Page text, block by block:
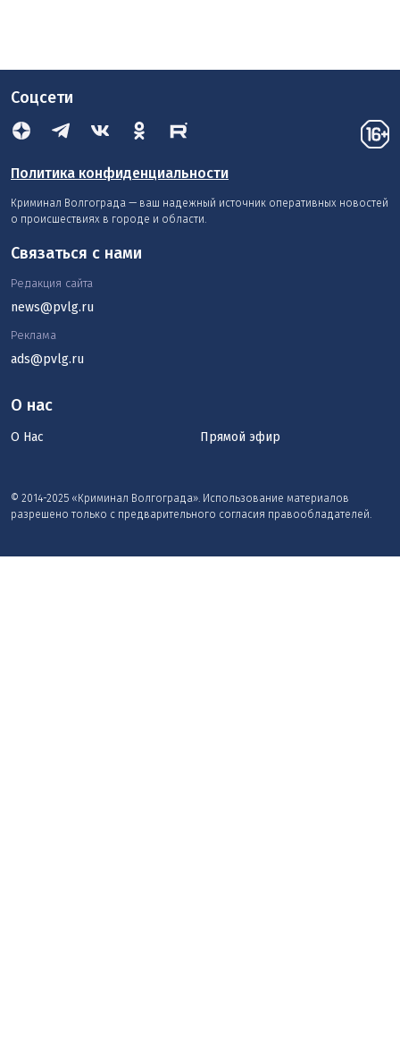
Соцсети
Политика конфиденциальности
Криминал Волгограда — ваш надежный источник оперативных новостей
о происшествиях в городе и области.
О нас
О Нас Прямой эфир
© 2014-2025 «Криминал Волгограда». Использование материалов
разрешено только с предварительного согласия правообладателей.
Связаться с нами
Редакция сайта
news@pvlg.ru
Реклама
ads@pvlg.ru